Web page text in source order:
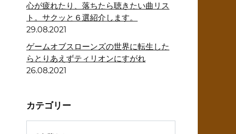
心が疲れたり、落ちたら聴きたい曲リス
ト。サクッと６選紹介します。
29.08.2021
ゲームオブスローンズの世界に転生した
らとりあえずティリオンにすがれ
26.08.2021
カテゴリー